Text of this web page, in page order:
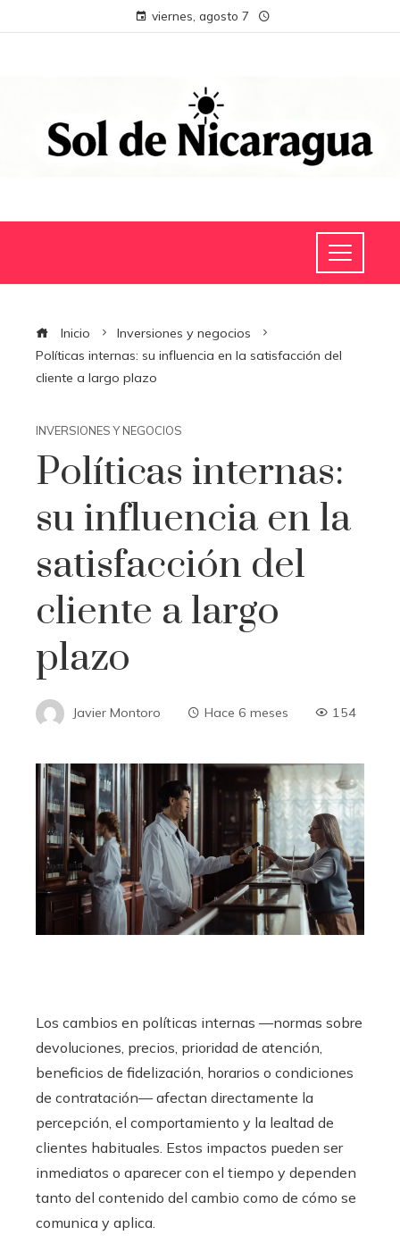
viernes, agosto 7
Inicio
Inversiones y negocios
Políticas internas: su influencia en la satisfacción del
cliente a largo plazo
INVERSIONES Y NEGOCIOS
Políticas internas:
su influencia en la
satisfacción del
cliente a largo
plazo
Javier Montoro Hace 6 meses 154
Los cambios en políticas internas —normas sobre
devoluciones, precios, prioridad de atención,
beneficios de fidelización, horarios o condiciones
de contratación— afectan directamente la
percepción, el comportamiento y la lealtad de
clientes habituales. Estos impactos pueden ser
inmediatos o aparecer con el tiempo y dependen
tanto del contenido del cambio como de cómo se
comunica y aplica.